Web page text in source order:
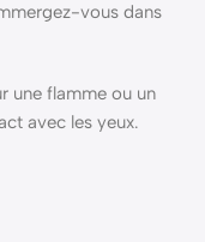
vous dans
une flamme ou un
avec les yeux.